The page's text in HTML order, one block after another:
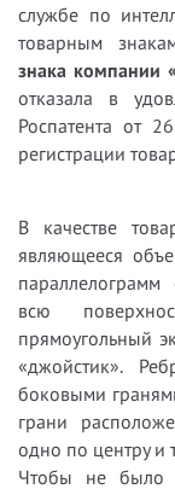
Прямые эфиры
службе по
товарным
знака компании
отказала в
Роспатента от
регистрации
В качестве
являющееся
параллелограмм
всю
прямоугольный
«джойстик».
боковыми
грани
одно по центру и
Чтобы не было